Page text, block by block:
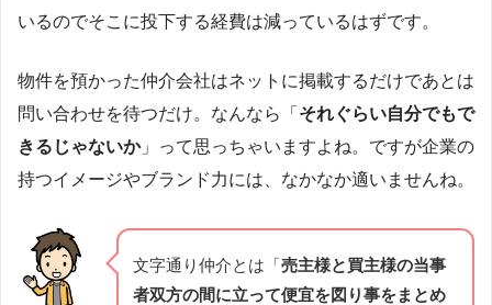
いるのでそこに投下する経費は減っているはずです。
物件を預かった仲介会社はネットに掲載するだけであとは
問い合わせを待つだけ。なんなら「 それぐらい自分でもで
きるじゃないか」って思っちゃいますよね。ですが企業の
持つイメージやブランド力には、なかなか適いませんね。
文字通り仲介とは「売主様と買主様の当事
者双方の間に立って便宜を図り事をまとめ